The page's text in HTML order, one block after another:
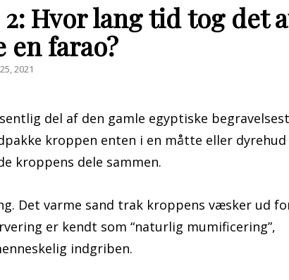
Hvor lang tid tog det
farao?
2021
del af den gamle egyptiske
kroppen enten i en måtte eller dyrehud
kroppens dele sammen.
Det varme sand trak kroppens væsker ud
er kendt som “naturlig mumificering”,
indgriben.